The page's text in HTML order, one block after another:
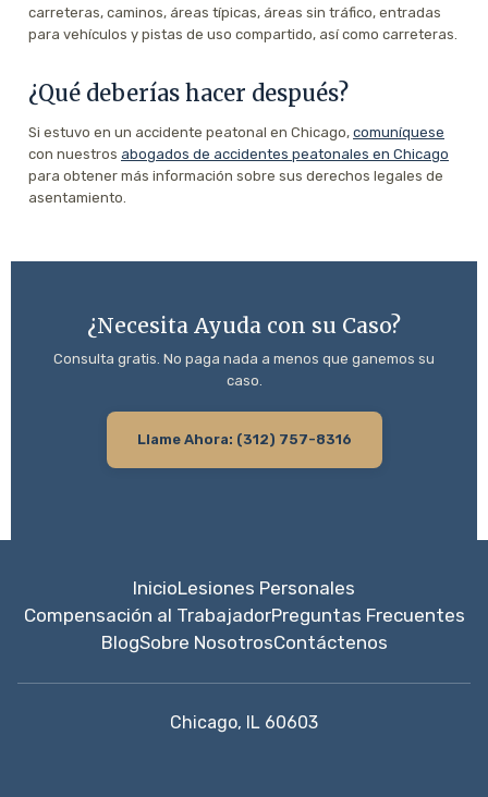
carreteras, caminos, áreas típicas, áreas sin tráfico, entradas
para vehículos y pistas de uso compartido, así como carreteras.
¿Qué deberías hacer después?
Si estuvo en un accidente peatonal en Chicago, comuníquese
con nuestros abogados de accidentes peatonales en Chicago
para obtener más información sobre sus derechos legales de
asentamiento.
¿Necesita Ayuda con su Caso?
Consulta gratis. No paga nada a menos que ganemos su
caso.
Llame Ahora: (312) 757-8316
InicioLesiones Personales
Compensación al TrabajadorPreguntas Frecuentes
BlogSobre NosotrosContáctenos
Chicago, IL 60603